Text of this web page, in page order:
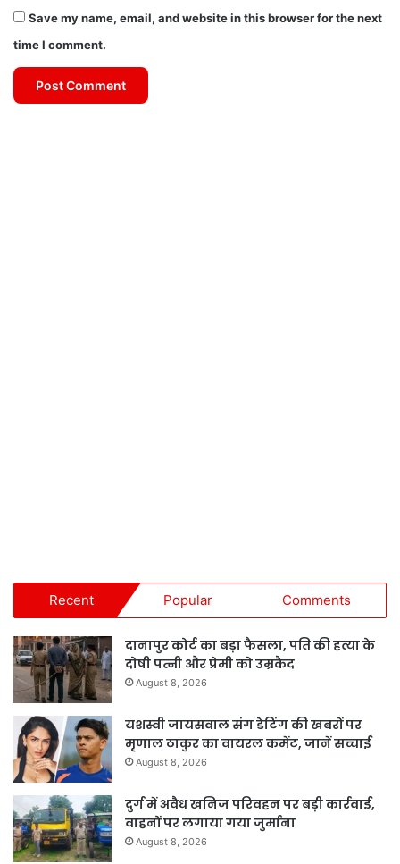
Save my name, email, and website in this browser for the next
time I comment.
Recent Popular Comments
दानापुर कोर्ट का बड़ा फैसला, पति की हत्या के
दोषी पत्नी और प्रेमी को उम्रकैद
August 8, 2026
यशस्वी जायसवाल संग डेटिंग की खबरों पर
मृणाल ठाकुर का वायरल कमेंट, जानें सच्चाई
August 8, 2026
दुर्ग में अवैध खनिज परिवहन पर बड़ी कार्रवाई,
वाहनों पर लगाया गया जुर्माना
August 8, 2026